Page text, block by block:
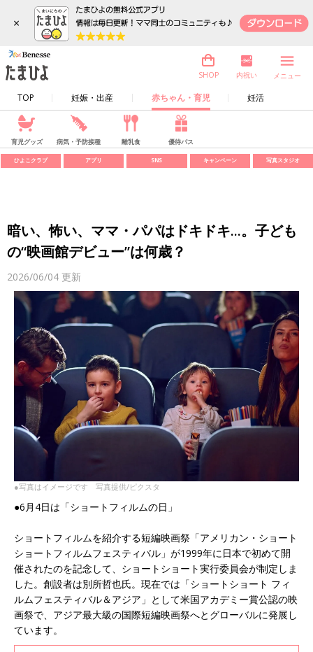
×
TOP 妊娠・出産 赤ちゃん・育児 妊活
SHOP 内祝い メニュー
育児グッズ 病気・予防接種 離乳食 優待パス
ひよこクラブ アプリ SNS キャンペーン 写真スタジオ
暗い、怖い、ママ・パパはドキドキ...。子ども
の“映画館デビュー”は何歳？
2026/06/04 更新
●写真はイメージです 写真提供/ピクスタ
●6月4日は「ショートフィルムの日」
ショートフィルムを紹介する短編映画祭「アメリカン・ショート
ショートフィルムフェスティバル」が1999年に日本で初めて開
催されたのを記念して、ショートショート実行委員会が制定しま
した。創設者は別所哲也氏。現在では「ショートショート フィ
ルムフェスティバル＆アジア」として米国アカデミー賞公認の映
画祭で、アジア最大級の国際短編映画祭へとグローバルに発展し
ています。